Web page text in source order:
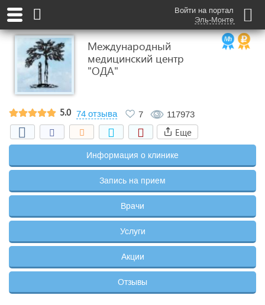
Войти на портал
Эль-Монте
Международный
медицинский центр
"ОДА"
5.0 74 отзыва 7 117973
Еще
Информация о клинике
Запись на прием
Врачи
Услуги
Акции
Отзывы